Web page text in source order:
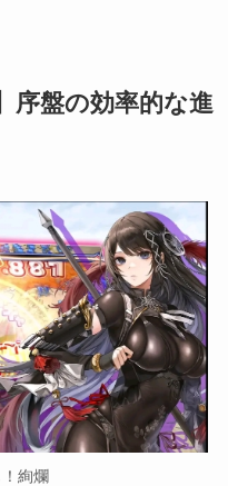
序盤の効率的な進
絢爛